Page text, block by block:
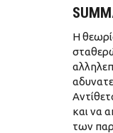
Η
και να
των